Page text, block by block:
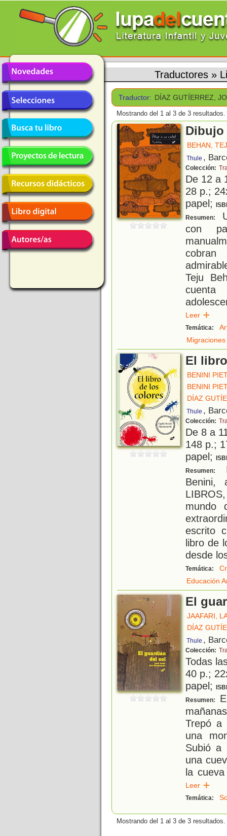
Traductores »
Traductor: DÍAZ GUTÍERREZ,
Mostrando del 1 al 3 de 3 resultados.
BEHAN,
Thule ,
Colección:
De 12 a
28 p.;
papel;
Resumen:
con
cobran
Teju
Leer
Temática:
Migraciones
El
BENINI
BENINI
DÍAZ
Thule ,
Colección:
De 8 a
148 p.;
papel;
Resumen:
Benini,
mundo
escrito
libro de
desde
Temática:
Educación
El
JAAFARI,
DÍAZ
Thule ,
Colección:
Todas
40 p.;
papel;
Resumen:
Trepó a
una
Subió a
una
la
Leer
Temática:
Mostrando del 1 al 3 de 3 resultados.